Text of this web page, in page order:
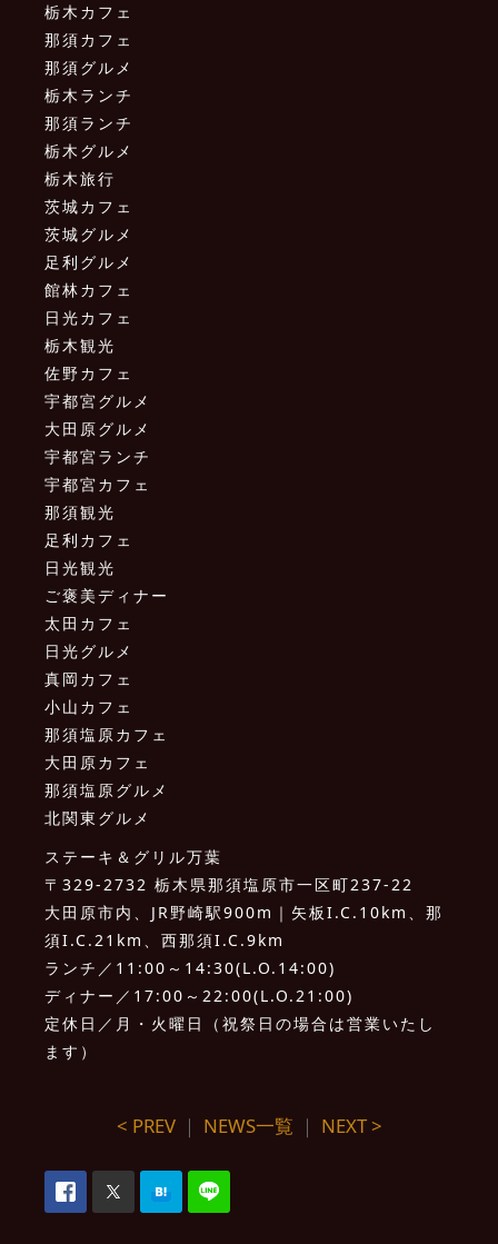
栃木カフェ
那須カフェ
那須グルメ
栃木ランチ
那須ランチ
栃木グルメ
栃木旅行
茨城カフェ
茨城グルメ
足利グルメ
館林カフェ
日光カフェ
栃木観光
佐野カフェ
宇都宮グルメ
大田原グルメ
宇都宮ランチ
宇都宮カフェ
那須観光
足利カフェ
日光観光
ご褒美ディナー
太田カフェ
日光グルメ
真岡カフェ
小山カフェ
那須塩原カフェ
大田原カフェ
那須塩原グルメ
北関東グルメ
ステーキ＆グリル万葉
〒329-2732 栃木県那須塩原市一区町237-22
大田原市内、JR野崎駅900m｜矢板I.C.10km、那
須I.C.21km、西那須I.C.9km
ランチ／11:00～14:30(L.O.14:00)
ディナー／17:00～22:00(L.O.21:00)
定休日／月・火曜日（祝祭日の場合は営業いたし
ます）
< PREV｜ NEWS一覧 ｜ NEXT >